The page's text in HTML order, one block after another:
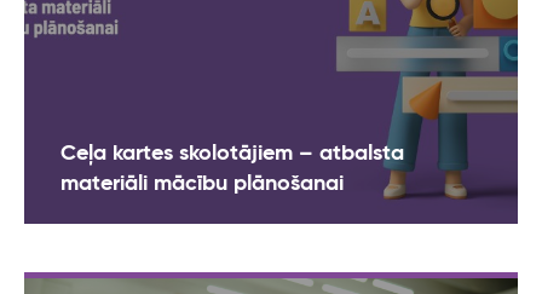
Ceļa kartes skolotājiem – atbalsta
materiāli mācību plānošanai